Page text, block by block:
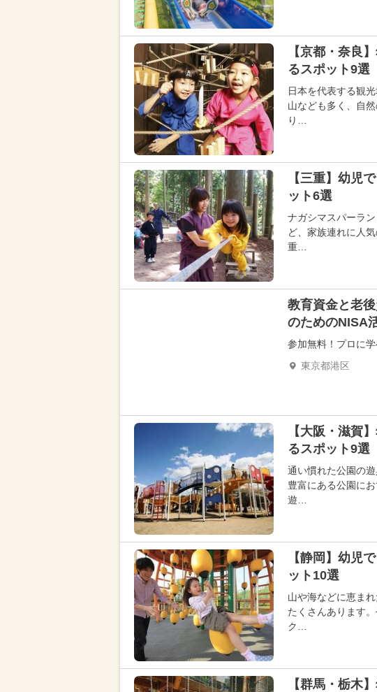
【京都・奈良
るスポット9選
日本を代表する観
山なども多く、自
り…
【三重】幼児
ット6選
ナガシマスパーラ
ど、家族連れに人
重…
教育資金と老
のためのNISA
参加無料！プロに
東京都港区
【大阪・滋賀
るスポット9選
通い慣れた公園の
豊富にある公園に
遊…
【静岡】幼児
ット10選
山や海などに恵ま
たくさんあります
ク…
【群馬・栃木